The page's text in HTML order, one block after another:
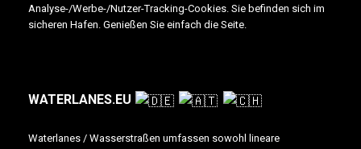
Analyse-/Werbe-/Nutzer-Tracking-Cookies. Sie befinden sich im
sicheren Hafen. Genießen Sie einfach die Seite.
WATERLANES.EU
Waterlanes / Wasserstraßen umfassen sowohl lineare